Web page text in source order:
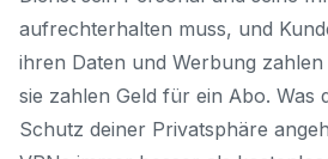
aufrechterhalten muss, und
ihren Daten und Werbung
sie zahlen Geld für ein Abo. Was
Schutz deiner Privatsphäre